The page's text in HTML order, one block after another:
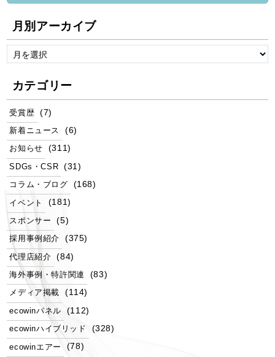
月別アーカイブ
カテゴリー
受賞歴 (7)
新着ニュース (6)
お知らせ (311)
SDGs・CSR (31)
コラム・ブログ (168)
イベント (181)
スポンサー (5)
採用事例紹介 (375)
代理店紹介 (84)
海外事例・特許関連 (83)
メディア掲載 (114)
ecowinパネル (112)
ecowinハイブリッド (328)
ecowinエアー (78)